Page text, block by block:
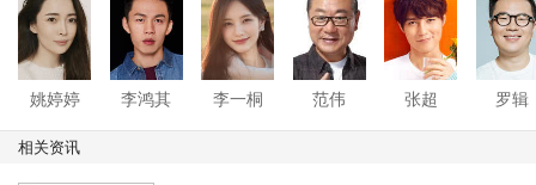
司、北京中联华盟文化传媒投资有限公司出品，是阿里影业
“锦橙合制”计划又一力作。影片将于8月25日七夕情人节全
国上映。
姚婷婷 李鸿其 李一桐 范伟 张超 罗辑
相关资讯